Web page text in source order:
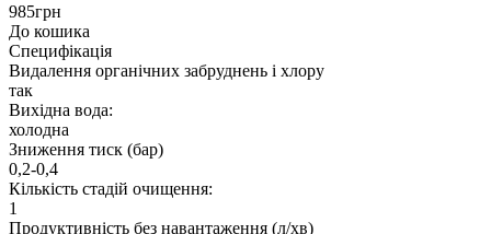
985грн
До кошика
Специфікація
Видалення органічних забруднень і хлору
так
Вихідна вода:
холодна
Зниження тиск (бар)
0,2-0,4
Кількість стадій очищення:
1
Продуктивність без навантаження (л/хв)